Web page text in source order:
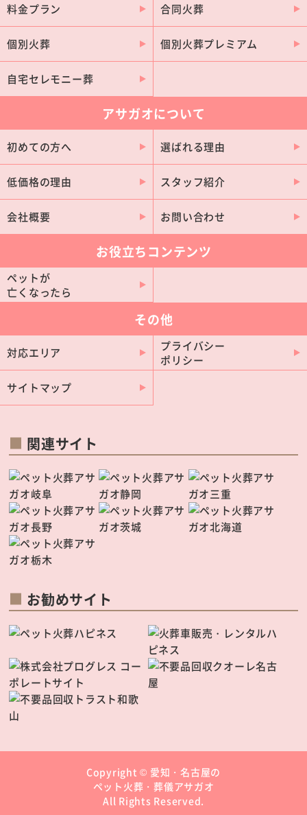
大府市
北名古屋市
あま市
尾張旭市
知立市
豊明市
長久手市
津島市
岩倉市
高浜市
弥富市
幸田町
新城市
大治町
阿久比町
大口町
美浜町
豊山町
南知多町
設楽町
料金プラン 合同火葬
個別火葬 個別火葬プレミアム
自宅セレモニー葬
アサガオについて
初めての方へ 選ばれる理由
低価格の理由 スタッフ紹介
会社概要 お問い合わせ
お役立ちコンテンツ
ペットが
亡くなったら
その他
対応エリア
プライバシー
ポリシー
サイトマップ
関連サイト
お勧めサイト
Copyright © 愛知・名古屋の
ペット火葬・葬儀アサガオ
All Rights Reserved.